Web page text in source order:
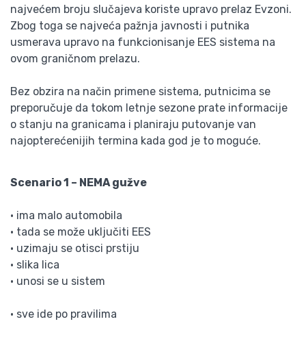
najvećem broju slučajeva koriste upravo prelaz Evzoni.
Zbog toga se najveća pažnja javnosti i putnika
usmerava upravo na funkcionisanje EES sistema na
ovom graničnom prelazu.
Bez obzira na način primene sistema, putnicima se
preporučuje da tokom letnje sezone prate informacije
o stanju na granicama i planiraju putovanje van
najopterećenijih termina kada god je to moguće.
Scenario 1 – NEMA gužve
• ima malo automobila
• tada se može uključiti EES
• uzimaju se otisci prstiju
• slika lica
• unosi se u sistem
• sve ide po pravilima